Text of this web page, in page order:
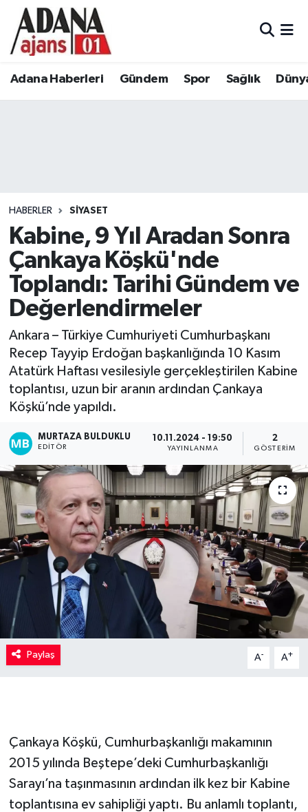
Adana Haberleri Gündem Spor Sağlık
HABERLER SIYASET
Kabine, 9 Yıl Aradan Sonra
Çankaya Köşkü'nde
Toplandı: Tarihi Gündem ve
Değerlendirmeler
Ankara – Türkiye Cumhuriyeti Cumhurbaşkanı
Recep Tayyip Erdoğan başkanlığında 10 Kasım
Atatürk Haftası vesilesiyle gerçekleştirilen Kabine
toplantısı, uzun bir aranın ardından Çankaya
Köşkü’nde yapıldı.
MURTAZA BULDUKLU
EDITÖR
10.11.2024 - 19:50
YAYINLANMA
2
GÖSTERIM
Paylaş A- A+
Çankaya Köşkü, Cumhurbaşkanlığı makamının
2015 yılında Beştepe’deki Cumhurbaşkanlığı
Sarayı’na taşınmasının ardından ilk kez bir Kabine
toplantısına ev sahipliği yaptı. Bu anlamlı toplantı,
Adana Haberleri
Eğitim
Siyaset
Ekonomi
Kadın
Magazin
Yaşam
Adana Nöbetçi Eczaneler
Tüm Manşetler
Son Dakika Haberleri
Haber Arşivi